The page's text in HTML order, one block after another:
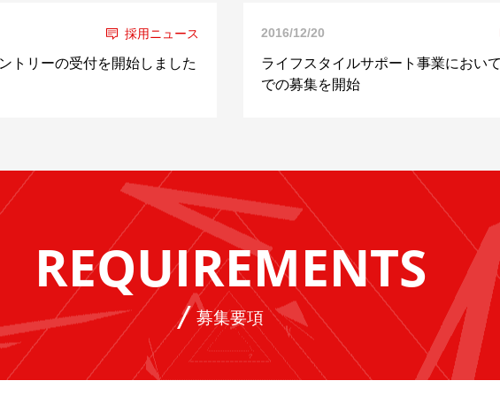
採用ニュース
トリーの受付を開始しました
2016/12/20
ライフスタイルサポート事業におい
での募集を開始
REQUIREMENTS
募集要項